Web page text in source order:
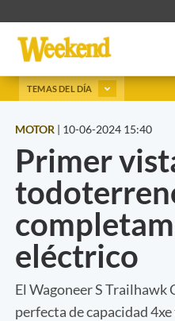
TEMAS DEL DÍA
MOTOR | 10-06-2024 15:40
Primer
eléctrico
El Wagoneer S Trailhawk
perfecta de capacidad